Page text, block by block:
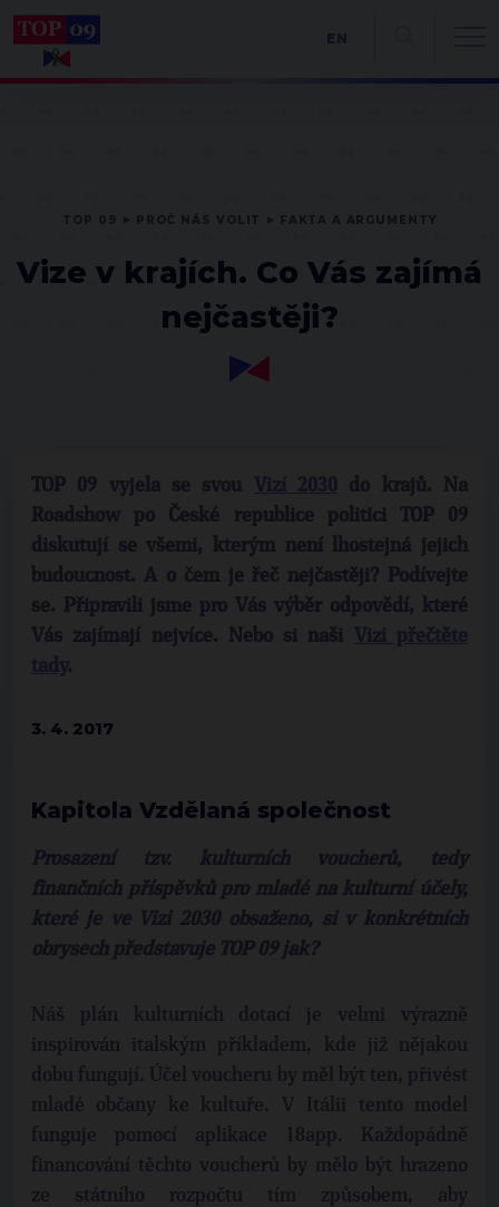
Vize v krajích. Co Vás zajímá
nejčastěji?
TOP 09 vyjela se svou
do krajů. Na
Roadshow po České republice politici TOP 09
diskutují se všemi, kterým není lhostejná jejich
budoucnost. A o čem je řeč nejčastěji? Podívejte
se. Připravili jsme pro Vás výběr odpovědí, které
Vás zajímají nejvíce. Nebo si naši
.
3. 4. 2017
Kapitola Vzdělaná společnost
Prosazení tzv. kulturních voucherů, tedy
finančních příspěvků pro mladé na kulturní účely,
které je ve Vizi 2030 obsaženo, si v konkrétních
obrysech představuje TOP 09 jak?
Náš plán kulturních dotací je velmi výrazně
inspirován italským příkladem, kde již nějakou
dobu fungují. Účel voucheru by měl být ten, přivést
mladé občany ke kultuře. V Itálii tento model
funguje pomocí aplikace 18app. Každopádně
financování těchto voucherů by mělo být hrazeno
ze státního rozpočtu tím způsobem, aby